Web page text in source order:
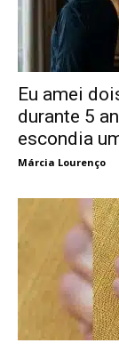
Eu amei
durante 5
escondia
Márcia Lourenço